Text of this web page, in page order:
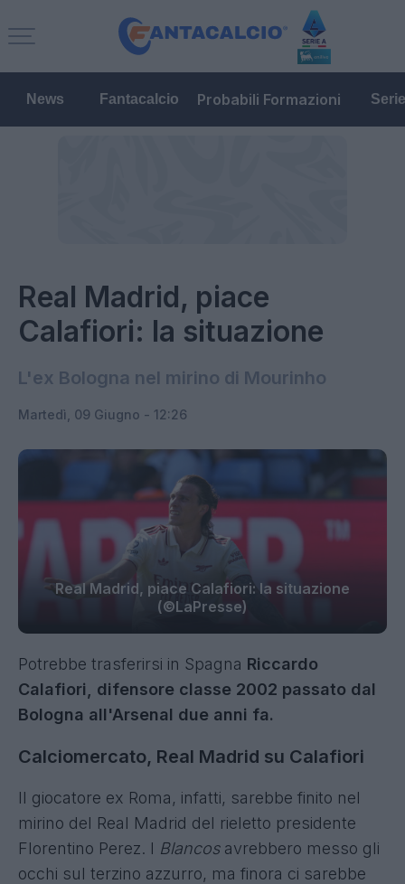
News Fantacalcio Probabili Formazioni
Real Madrid, piace
Calafiori: la situazione
L'ex Bologna nel mirino di Mourinho
Martedì, 09 Giugno - 12:26
Real Madrid, piace Calafiori: la situazione
(©LaPresse)
Potrebbe trasferirsi in Spagna Riccardo
Calafiori, difensore classe 2002 passato dal
Bologna all'Arsenal due anni fa.
Calciomercato, Real Madrid su Calafiori
Il giocatore ex Roma, infatti, sarebbe finito nel
mirino del Real Madrid del rieletto presidente
Florentino Perez. I Blancos avrebbero messo gli
occhi sul terzino azzurro, ma finora ci sarebbe